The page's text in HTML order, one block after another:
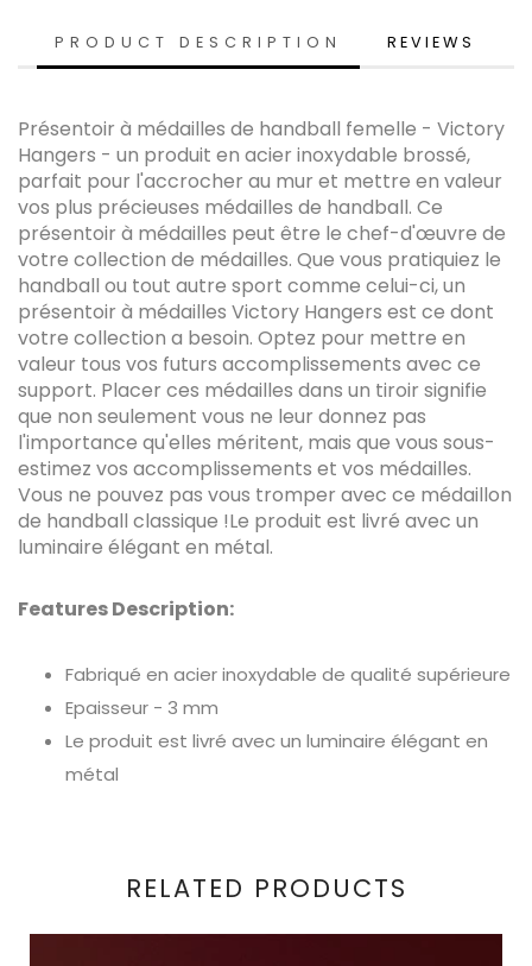
PRODUCT DESCRIPTION REVIEWS
Présentoir à médailles de handball femelle - Victory
Hangers - un produit en acier inoxydable brossé,
parfait pour l'accrocher au mur et mettre en valeur
vos plus précieuses médailles de handball. Ce
présentoir à médailles peut être le chef-d'œuvre de
votre collection de médailles. Que vous pratiquiez le
handball ou tout autre sport comme celui-ci, un
présentoir à médailles Victory Hangers est ce dont
votre collection a besoin. Optez pour mettre en
valeur tous vos futurs accomplissements avec ce
support. Placer ces médailles dans un tiroir signifie
que non seulement vous ne leur donnez pas
l'importance qu'elles méritent, mais que vous sous-
estimez vos accomplissements et vos médailles.
Vous ne pouvez pas vous tromper avec ce médaillon
de handball classique !Le produit est livré avec un
luminaire élégant en métal.
Features Description:
Fabriqué en acier inoxydable de qualité supérieure
Epaisseur - 3 mm
Le produit est livré avec un luminaire élégant en
métal
RELATED PRODUCTS